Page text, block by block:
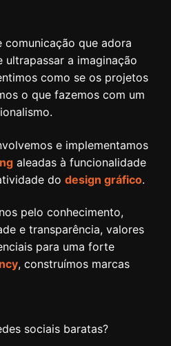
comunicação que adora
a imaginação
como se os projetos
o que fazemos com um
e implementamos
aleadas à funcionalidade
do design gráfico.
pelo conhecimento,
e transparência, valores
para uma forte
, construímos marcas